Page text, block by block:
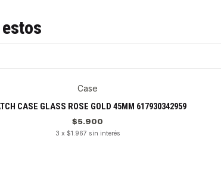
Case
CASE GLASS ROSE GOLD 45MM 617930342959
$5.900
3 x $1.967 sin interés